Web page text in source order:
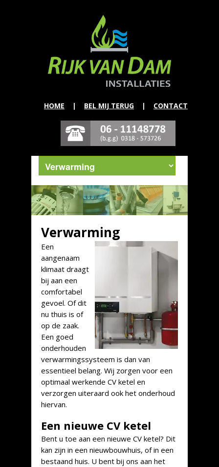
HOME | BEL MIJ TERUG | CONTACT
Verwarming
Een
aangenaam
klimaat draagt
bij aan een
comfortabel
gevoel. Of dit
nu thuis is of
op de zaak.
Een goed
onderhouden
verwarmingssysteem is dan van
essentieel belang. Wij zorgen voor een
optimaal werkende CV ketel en
verzorgen uiteraard ook het onderhoud
hiervan.
Een nieuwe CV ketel
Bent u toe aan een nieuwe CV ketel? Dit
kan zijn in een nieuwbouwhuis, of in een
bestaand huis. U bent bij ons aan het